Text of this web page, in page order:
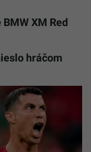
XM Red
hráčom